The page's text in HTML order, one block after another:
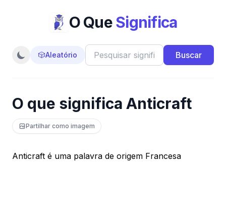
O QueSignifica
🎲Aleatório Buscar
O que significa Anticraft
Partilhar como imagem
Anticraft é uma palavra de origem Francesa